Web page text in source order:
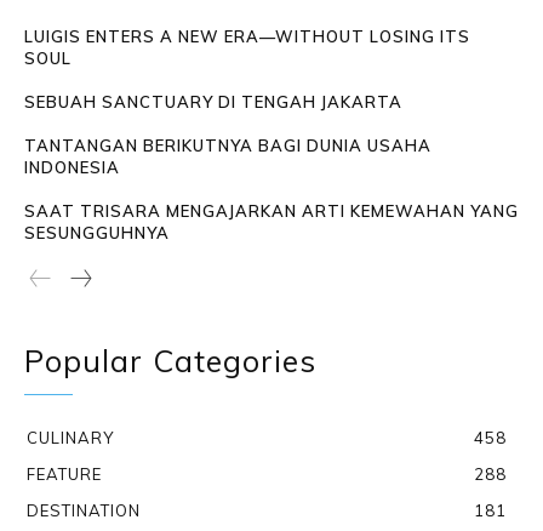
LUIGIS ENTERS A NEW ERA—WITHOUT LOSING ITS
SOUL
SEBUAH SANCTUARY DI TENGAH JAKARTA
TANTANGAN BERIKUTNYA BAGI DUNIA USAHA
INDONESIA
SAAT TRISARA MENGAJARKAN ARTI KEMEWAHAN YANG
SESUNGGUHNYA
Popular Categories
CULINARY
458
FEATURE
288
DESTINATION
181